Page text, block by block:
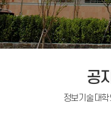
공
정보기술대